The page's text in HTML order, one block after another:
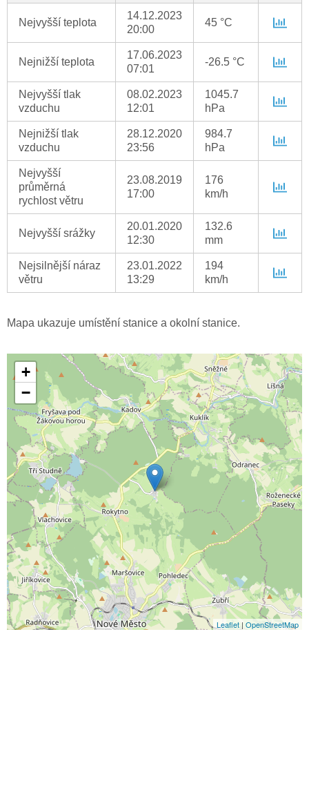
Nejvyšší teplota
14.12.2023
20:00
45 °C
Nejnižší teplota
17.06.2023
07:01
-26.5 °C
Nejvyšší tlak
vzduchu
08.02.2023
12:01
1045.7
hPa
Nejnižší tlak
vzduchu
28.12.2020
23:56
984.7
hPa
Nejvyšší
průměrná
rychlost větru
23.08.2019
17:00
176
km/h
Nejvyšší srážky
20.01.2020
12:30
132.6
mm
Nejsilnější náraz
větru
23.01.2022
13:29
194
km/h
Mapa ukazuje umístění stanice a okolní stanice.
+
−
Leaflet | OpenStreetMap